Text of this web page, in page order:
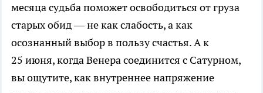
месяца судьба поможет освободиться от груза
старых обид — не как слабость, а как
осознанный выбор в пользу счастья. А к
25 июня, когда Венера соединится с Сатурном,
вы ощутите, как внутреннее напряжение